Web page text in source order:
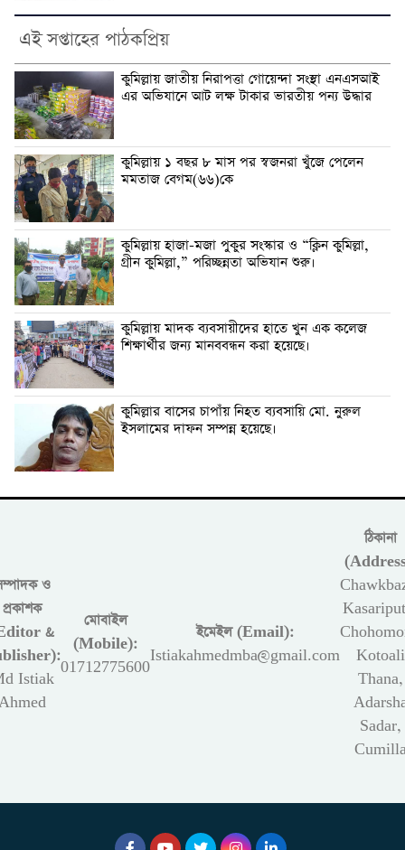
এই সপ্তাহের পাঠকপ্রিয়
কুমিল্লায় জাতীয় নিরাপত্তা গোয়েন্দা সংস্থা এনএসআই
এর অভিযানে আট লক্ষ টাকার ভারতীয় পন্য উদ্ধার
কুমিল্লায় ১ বছর ৮ মাস পর স্বজনরা খুঁজে পেলেন
মমতাজ বেগম(৬৬)কে
কুমিল্লায় হাজা-মজা পুকুর সংস্কার ও “ক্লিন কুমিল্লা,
গ্রীন কুমিল্লা,” পরিচ্ছন্নতা অভিযান শুরু।
কুমিল্লায় মাদক ব্যবসায়ীদের হাতে খুন এক কলেজ
শিক্ষার্থীর জন্য মানববন্ধন করা হয়েছে।
কুমিল্লার বাসের চাপাঁয় নিহত ব্যবসায়ি মো. নুরুল
ইসলামের দাফন সম্পন্ন হয়েছে।
ও
প্রকাশক
&
Istiak
মোবাইল
(Mobile):
01712775600
ইমেইল (Email):
Istiakahmedmba@gmail.com
ঠিকানা
Kotoali
Thana,
Sadar,